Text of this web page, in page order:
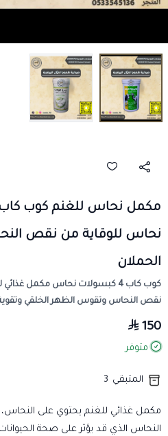
نحاس للوقاية من نقص
الحملان
كوب كاب 4 كبسولات نحاس مكمل
نقص النحاس وتقوس الظهر الخلقي وتقوية
150
متوفر
المتبقي 3
مكمل غذائي للغنم يحتوي على
النحاس الذي قد يؤثر على صحة